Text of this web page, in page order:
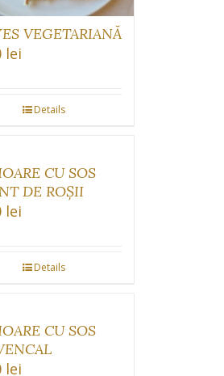
VEGETARIANĂ
lei
Details
CU SOS
DE ROȘII
lei
Details
CU SOS
lei